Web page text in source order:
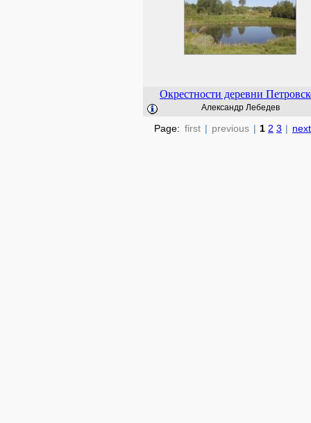
Окрестности деревни
Александр Лебедев
Page: first | previous | 1 2 3 | next